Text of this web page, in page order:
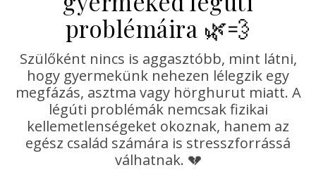
problémáira 🌿💨
Szülőként nincs is aggasztóbb, mint látni,
hogy gyermekünk nehezen lélegzik egy
megfázás, asztma vagy hörghurut miatt. A
légúti problémák nemcsak fizikai
kellemetlenségeket okoznak, hanem az
egész család számára is stresszforrássá
válhatnak. 💔